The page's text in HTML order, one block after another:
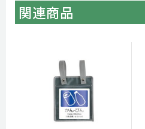
関連商品